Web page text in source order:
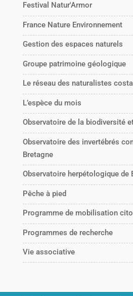
Festival Natur'Armor
France Nature Environnement
Gestion des espaces naturels
Groupe patrimoine géologique
Le réseau des naturalistes
L’espèce du mois
Observatoire de la biodiversité
Observatoire des invertébrés
Bretagne
Observatoire herpétologique de
Pêche à pied
Programme de mobilisation
Programmes de recherche
Vie associative